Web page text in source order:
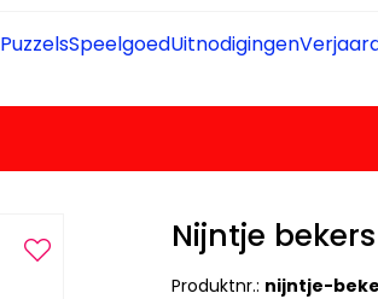
PuzzelsSpeelgoedUitnodigingen
Nijntje bekers
Produktnr.: nijntje-